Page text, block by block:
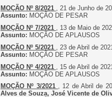
MOÇÃO Nº 8/2021 , 21 de Junho de
Assunto: MOÇÃO DE PESAR
MOÇÃO Nº 7/2021 , 13 de Maio de
Assunto: MOÇÃO DE APLAUSOS
MOÇÃO Nº 5/2021 , 23 de Abril de
Assunto: MOÇÃO DE PESAR
MOÇÃO Nº 4/2021 , 15 de Abril de
Assunto: MOÇÃO DE APLAUSOS
MOÇÃO Nº 3/2021 , 12 de Abril de
Alves de Souza, José Vicente de